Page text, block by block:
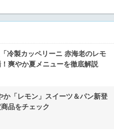
冷製カッペリーニ 赤海老のレモ
爽やか夏メニューを徹底解説
か「レモン」スイーツ＆パン新登
品をチェック